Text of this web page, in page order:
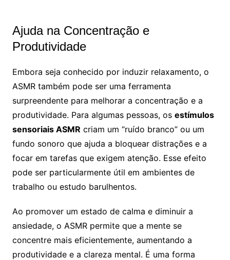
Ajuda na Concentração e
Produtividade
Embora seja conhecido por induzir relaxamento, o
ASMR também pode ser uma ferramenta
surpreendente para melhorar a concentração e a
produtividade. Para algumas pessoas, os estímulos
sensoriais ASMR criam um “ruído branco” ou um
fundo sonoro que ajuda a bloquear distrações e a
focar em tarefas que exigem atenção. Esse efeito
pode ser particularmente útil em ambientes de
trabalho ou estudo barulhentos.
Ao promover um estado de calma e diminuir a
ansiedade, o ASMR permite que a mente se
concentre mais eficientemente, aumentando a
produtividade e a clareza mental. É uma forma